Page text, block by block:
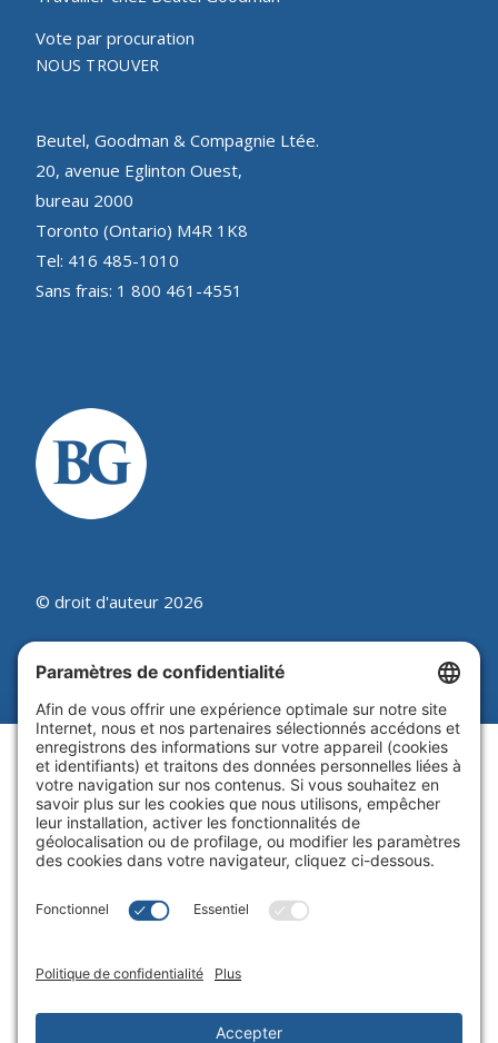
Vote par procuration
NOUS TROUVER
Beutel, Goodman & Compagnie Ltée.
20, avenue Eglinton Ouest,
bureau 2000
Toronto (Ontario) M4R 1K8
Tel: 416 485-1010
Sans frais: 1 800 461-4551
© droit d'auteur 2026
Juridique | Politique sur les témoins
|Processus de synthèse des
plaintes|Politique de
confidentialité|Paramètres de
confidentialité
Site Web par Blue Flamingo -
Conception Web Toronto